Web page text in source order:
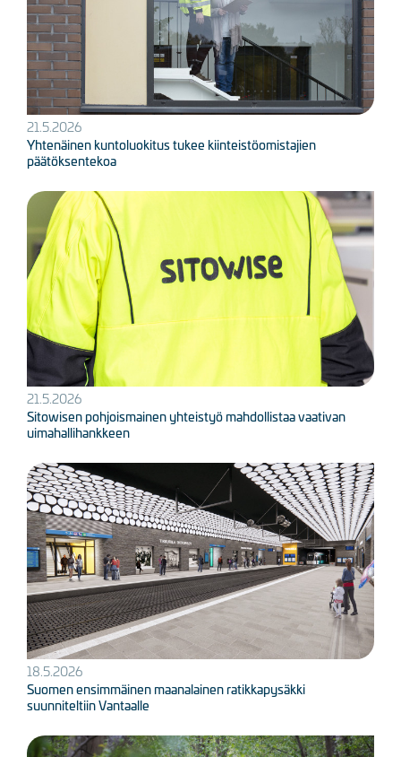
21.5.2026
Yhtenäinen kuntoluokitus tukee kiinteistöomistajien
päätöksentekoa
Kuva
21.5.2026
Sitowisen pohjoismainen yhteistyö mahdollistaa vaativan
uimahallihankkeen
Kuva
18.5.2026
Suomen ensimmäinen maanalainen ratikkapysäkki
suunniteltiin Vantaalle
Kuva